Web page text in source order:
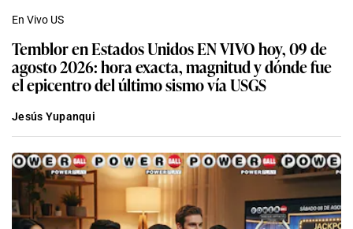
En Vivo US
Temblor en Estados Unidos EN VIVO hoy, 09 de
agosto 2026: hora exacta, magnitud y dónde fue
el epicentro del último sismo vía USGS
Jesús Yupanqui